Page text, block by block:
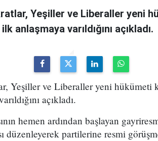
Yeşiller ve Liberaller yeni
varıldığını açıkladı.
Yeşiller ve Liberaller yeni hükümeti
açıkladı.
hemen ardından başlayan
düzenleyerek partilerine resmi